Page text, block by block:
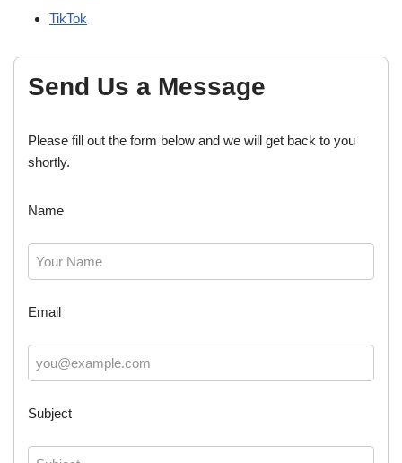
TikTok
Send Us a Message
Please fill out the form below and we will get back to you
shortly.
Name
Email
Subject